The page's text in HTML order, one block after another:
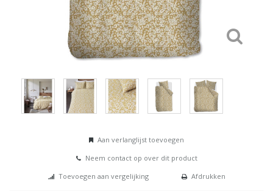
Aan verlanglijst toevoegen
Neem contact op over dit product
Toevoegen aan vergelijking
Afdrukken